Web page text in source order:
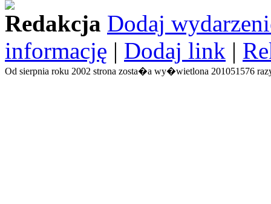
Redakcja Dodaj
informację | Dodaj link |
Od sierpnia roku 2002 strona zosta�a wy�wietlona 201051576